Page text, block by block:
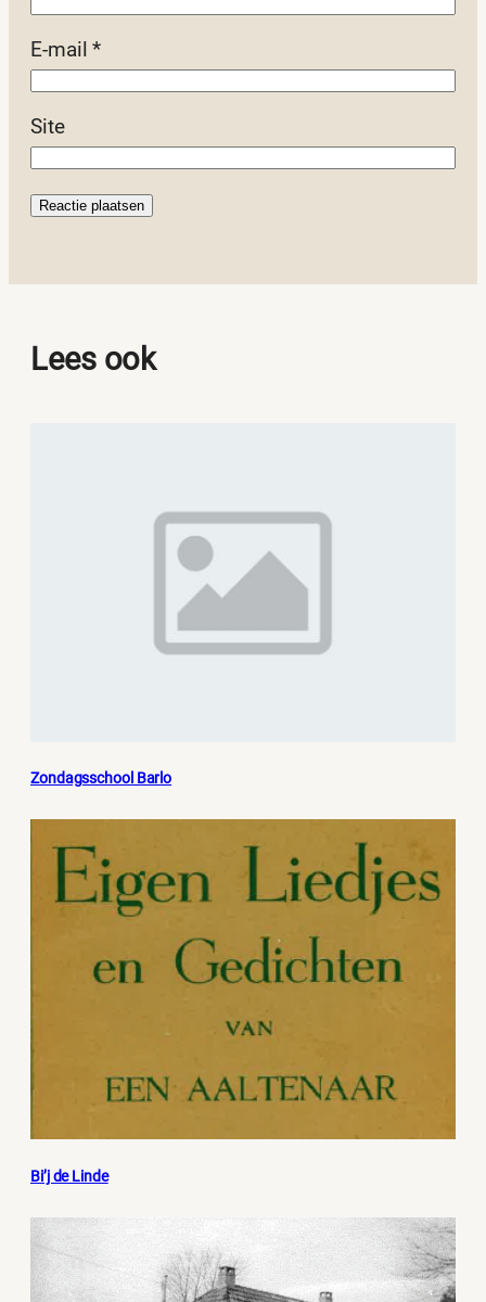
E-mail*
Site
Lees ook
Zondagsschool Barlo
Bi’j de Linde